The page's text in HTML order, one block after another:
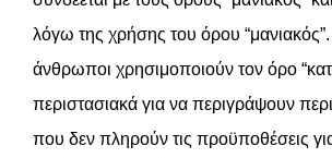
λόγω της χρήσης του όρου
άνθρωποι χρησιμοποιούν τον όρο
περιστασιακά για να περιγράψουν
που δεν πληρούν τις προϋποθέσεις για